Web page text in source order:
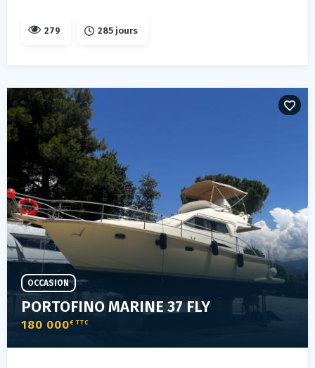
279 285 jours
PORTOFINO MARINE 37 FLY
180 000€ TTC
OCCASION